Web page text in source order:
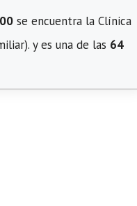
se encuentra la Clínica
y es una de las 64